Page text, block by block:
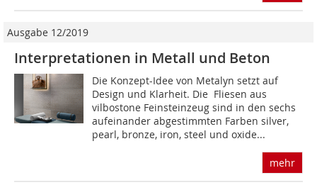
Ausgabe 12/2019
Interpretationen in Metall und Beton
Die Konzept-Idee von Metalyn setzt auf
Design und Klarheit. Die Fliesen aus
vilbostone Feinsteinzeug sind in den sechs
aufeinander abgestimmten Farben silver,
pearl, bronze, iron, steel und oxide...
mehr